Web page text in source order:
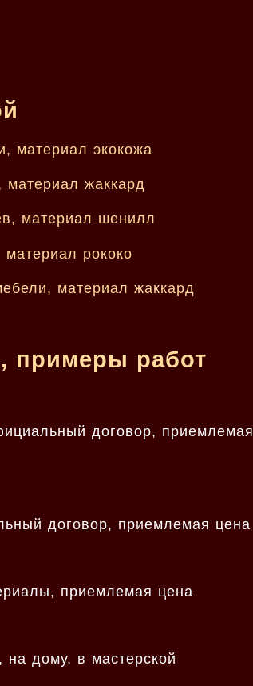
примеры работ
договор, приемлемая
договор, приемлемая цена
приемлемая цена
на дому, в мастерской